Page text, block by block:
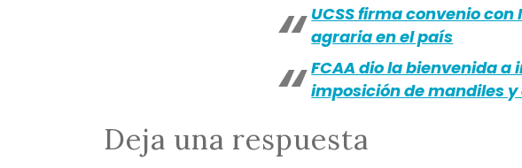
UCSS firma convenio
agraria en el país
FCAA dio la bienvenida
imposición de mandiles y
Deja una respuesta